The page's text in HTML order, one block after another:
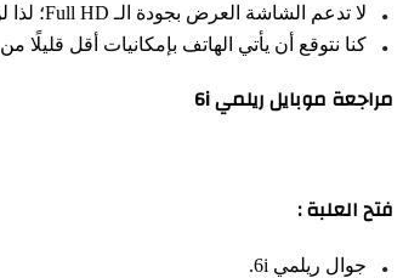
لا تدعم الشاشة العرض بجودة الـ Full HD؛ لذا لن تجد اختيار 1080 بكسل ضمن اختيارات جودة الفيديو عند
كنا نتوقع أن يأتي الهاتف بإمكانيات أقل قليلًا من
مراجعة موبايل ريلمي 6i
فتح العلبة :
جوال ريلمي 6i.